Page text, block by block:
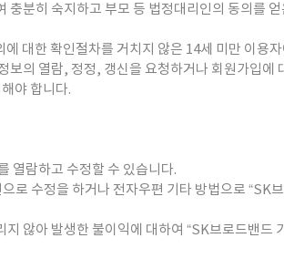
분히 숙지하고 부모 등 법정대리인의 동의를
대한 확인절차를 거치지 않은 14세 미만 이용
의 열람, 정정, 갱신을 요청하거나 회원가입에
야 합니다.
열람하고 수정할 수 있습니다.
로 수정을 하거나 전자우편 기타 방법으로 “SK
않아 발생한 불이익에 대하여 “SK브로드밴드